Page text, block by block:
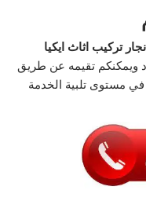
نجار تركيب اثاث ايكيا
ويمكنكم تقيمه عن طريق
في مستوى تلبية الخدمة